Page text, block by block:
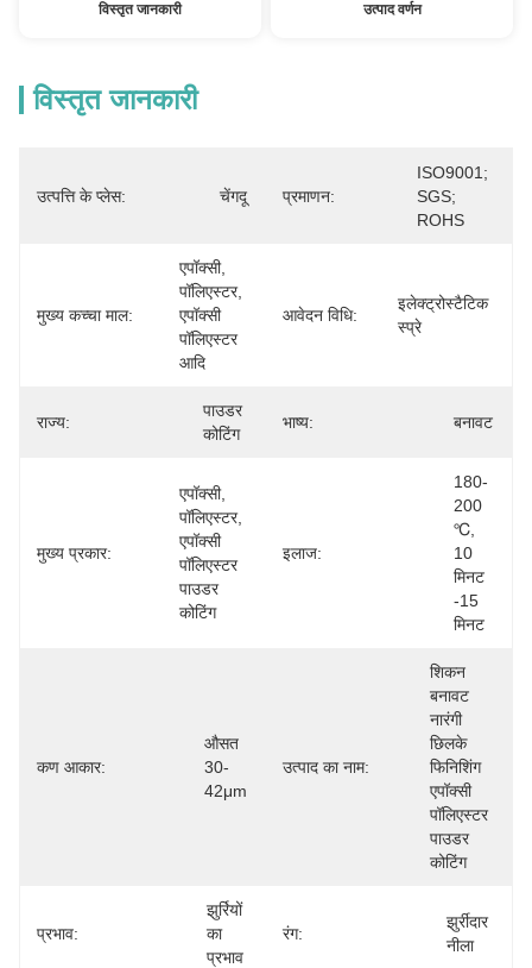
विस्तृत जानकारी उत्पाद वर्णन
विस्तृत जानकारी
उत्पत्ति के प्लेस: चेंगदू प्रमाणन:
ISO9001;
SGS;
ROHS
मुख्य कच्चा माल:
एपॉक्सी,
पॉलिएस्टर,
एपॉक्सी
पॉलिएस्टर
आदि
आवेदन विधि:
इलेक्ट्रोस्टैटिक
स्प्रे
राज्य:
पाउडर
कोटिंग
भाष्य: बनावट
मुख्य प्रकार:
एपॉक्सी,
पॉलिएस्टर,
एपॉक्सी
पॉलिएस्टर
पाउडर
कोटिंग
इलाज:
180-
200
℃,
10
मिनट
-15
मिनट
कण आकार:
औसत
30-
42μm
उत्पाद का नाम:
शिकन
बनावट
नारंगी
छिलके
फिनिशिंग
एपॉक्सी
पॉलिएस्टर
पाउडर
कोटिंग
प्रभाव:
झुर्रियों
का
प्रभाव
रंग:
झुर्रीदार
नीला